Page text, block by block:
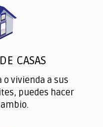
CASAS
o vivienda a sus
puedes hacer